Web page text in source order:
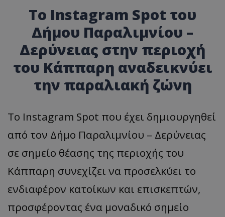
Το Instagram Spot του
Δήμου Παραλιμνίου –
Δερύνειας στην περιοχή
του Κάππαρη αναδεικνύει
την παραλιακή ζώνη
Το Instagram Spot που έχει δημιουργηθεί
από τον Δήμο Παραλιμνίου – Δερύνειας
σε σημείο θέασης της περιοχής του
Κάππαρη συνεχίζει να προσελκύει το
ενδιαφέρον κατοίκων και επισκεπτών,
προσφέροντας ένα μοναδικό σημείο